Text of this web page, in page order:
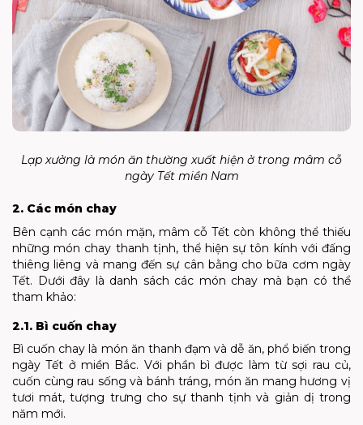
Lạp xưởng là món ăn thường xuất hiện ở trong mâm cỗ
ngày Tết miền Nam
2. Các món chay
Bên cạnh các món mặn, mâm cỗ Tết còn không thể thiếu
những món chay thanh tịnh, thể hiện sự tôn kính với đấng
thiêng liêng và mang đến sự cân bằng cho bữa cơm ngày
Tết. Dưới đây là danh sách các món chay mà bạn có thể
tham khảo:
2.1. Bì cuốn chay
Bì cuốn chay là món ăn thanh đạm và dễ ăn, phổ biến trong
ngày Tết ở miền Bắc. Với phần bì được làm từ sợi rau củ,
cuốn cùng rau sống và bánh tráng, món ăn mang hương vị
tươi mát, tượng trưng cho sự thanh tịnh và giản dị trong
năm mới.